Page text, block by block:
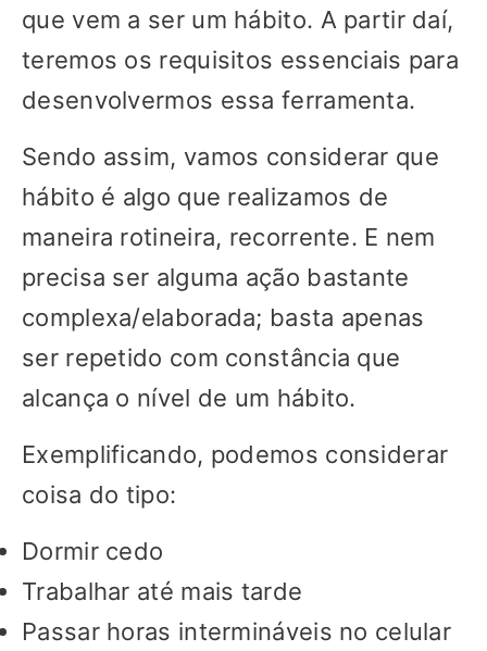
que vem a ser um hábito. A partir daí,
teremos os requisitos essenciais para
desenvolvermos essa ferramenta.
Sendo assim, vamos considerar que
hábito é algo que realizamos de
maneira rotineira, recorrente. E nem
precisa ser alguma ação bastante
complexa/elaborada; basta apenas
ser repetido com constância que
alcança o nível de um hábito.
Exemplificando, podemos considerar
coisa do tipo:
Dormir cedo
Trabalhar até mais tarde
Passar horas intermináveis no celular